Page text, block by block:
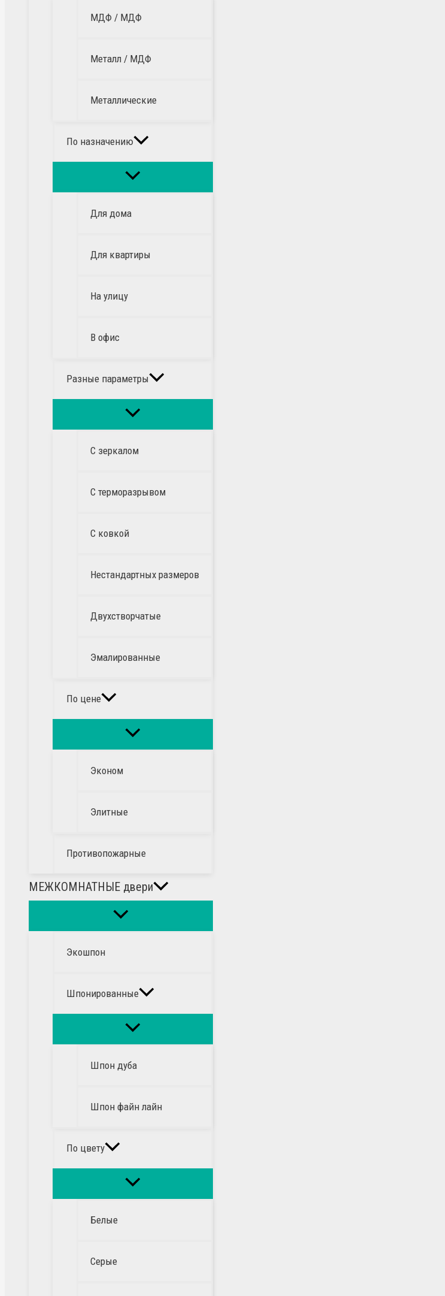
МДФ / МДФ
Металл / МДФ
Металлические
По назначению
Для дома
Для квартиры
На улицу
В офис
Разные параметры
С зеркалом
С терморазрывом
С ковкой
Нестандартных размеров
Двухстворчатые
Эмалированные
По цене
Эконом
Элитные
Противопожарные
МЕЖКОМНАТНЫЕ двери
Экошпон
Шпонированные
Шпон дуба
Шпон файн лайн
По цвету
Белые
Серые